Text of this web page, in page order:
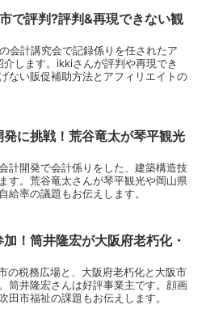
で評判?評判&再現できない観
会計講究会で記録係りを任されたア
します。ikkiさんが評判や再現でき
ない販促補助方法とアフィリエイトの
に挑戦！荒谷竜太が琴平観光
計開発で会計係りをした、建築構造技
す。荒谷竜太さんが琴平観光や岡山県
給率の議題もお伝えします。
！筒井隆宏が大阪府老朽化・
の税務広場と、大阪府老朽化と大阪市
筒井隆宏さんは好評事業主です。顔画
田市福祉の課題もお伝えします。